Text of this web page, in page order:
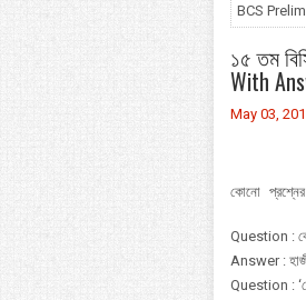
BCS
১৫ তম
With
May 03,
কোনো
Question :
Answer :
Question :